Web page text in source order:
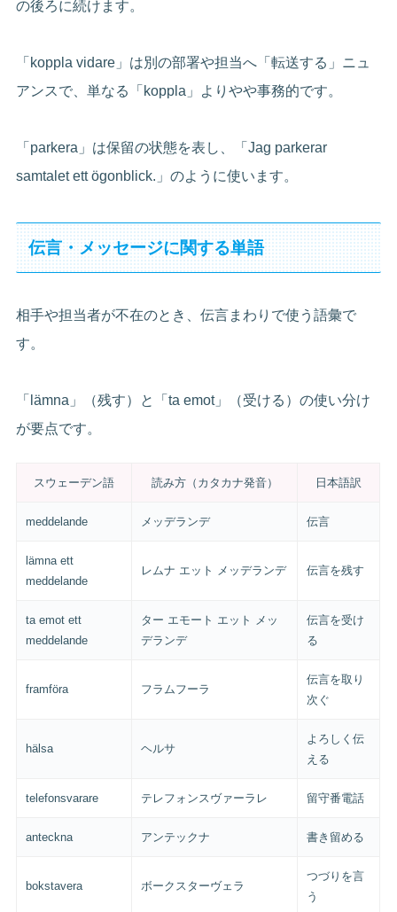
の後ろに続けます。
「koppla vidare」は別の部署や担当へ「転送する」ニュ
アンスで、単なる「koppla」よりやや事務的です。
「parkera」は保留の状態を表し、「Jag parkerar
samtalet ett ögonblick.」のように使います。
伝言・メッセージに関する単語
相手や担当者が不在のとき、伝言まわりで使う語彙で
す。
「lämna」（残す）と「ta emot」（受ける）の使い分け
が要点です。
スウェーデン語 読み方（カタカナ発音） 日本語訳
meddelande メッデランデ 伝言
lämna ett
meddelande
レムナ エット メッデランデ 伝言を残す
ta emot ett
meddelande
ター エモート エット メッ
デランデ
伝言を受け
る
framföra フラムフーラ
伝言を取り
次ぐ
hälsa ヘルサ
よろしく伝
える
telefonsvarare テレフォンスヴァーラレ 留守番電話
anteckna アンテックナ 書き留める
bokstavera ボークスターヴェラ
つづりを言
う